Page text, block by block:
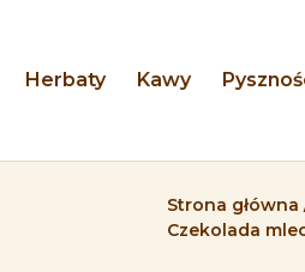
Herbaty Kawy
Strona główna
Czekolada